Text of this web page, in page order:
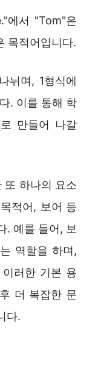
에서 "Tom"은
목적어입니다.
뉘며, 1형식에
. 이를 통해 학
만들어 나갈
또 하나의 요소
적어, 보어 등
. 예를 들어, 보
역할을 하며,
러한 기본 용
더 복잡한 문
다.